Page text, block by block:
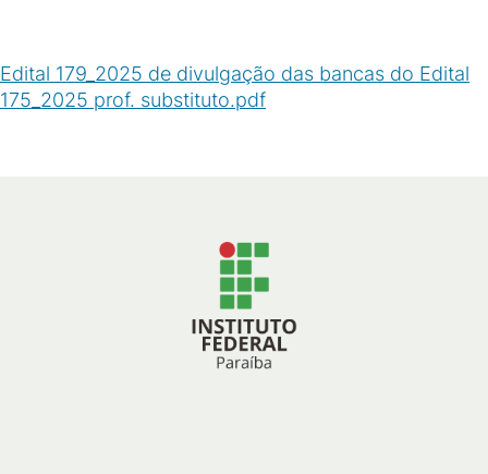
Edital 179_2025 de divulgação das bancas do Edital
175_2025 prof. substituto.pdf